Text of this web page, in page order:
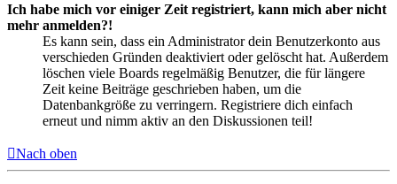
Ich habe mich vor einiger Zeit registriert, kann mich aber nicht
mehr anmelden?!
Es kann sein, dass ein Administrator dein Benutzerkonto aus
verschieden Gründen deaktiviert oder gelöscht hat. Außerdem
löschen viele Boards regelmäßig Benutzer, die für längere
Zeit keine Beiträge geschrieben haben, um die
Datenbankgröße zu verringern. Registriere dich einfach
erneut und nimm aktiv an den Diskussionen teil!
Nach oben